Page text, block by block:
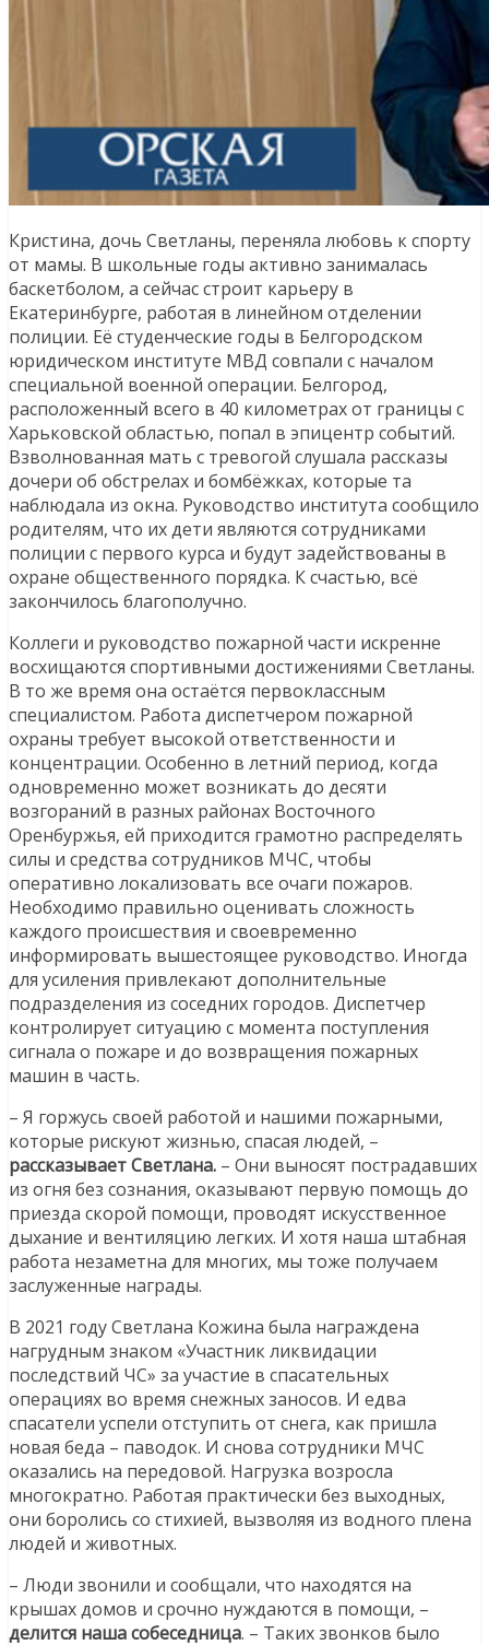
Кристина, дочь Светланы, переняла любовь к спорту
от мамы. В школьные годы активно занималась
баскетболом, а сейчас строит карьеру в
Екатеринбурге, работая в линейном отделении
полиции. Её студенческие годы в Белгородском
юридическом институте МВД совпали с началом
специальной военной операции. Белгород,
расположенный всего в 40 километрах от границы с
Харьковской областью, попал в эпицентр событий.
Взволнованная мать с тревогой слушала рассказы
дочери об обстрелах и бомбёжках, которые та
наблюдала из окна. Руководство института сообщило
родителям, что их дети являются сотрудниками
полиции с первого курса и будут задействованы в
охране общественного порядка. К счастью, всё
закончилось благополучно.
Коллеги и руководство пожарной части искренне
восхищаются спортивными достижениями Светланы.
В то же время она остаётся первоклассным
специалистом. Работа диспетчером пожарной
охраны требует высокой ответственности и
концентрации. Особенно в летний период, когда
одновременно может возникать до десяти
возгораний в разных районах Восточного
Оренбуржья, ей приходится грамотно распределять
силы и средства сотрудников МЧС, чтобы
оперативно локализовать все очаги пожаров.
Необходимо правильно оценивать сложность
каждого происшествия и своевременно
информировать вышестоящее руководство. Иногда
для усиления привлекают дополнительные
подразделения из соседних городов. Диспетчер
контролирует ситуацию с момента поступления
сигнала о пожаре и до возвращения пожарных
машин в часть.
– Я горжусь своей работой и нашими пожарными,
которые рискуют жизнью, спасая людей, –
рассказывает Светлана. – Они выносят пострадавших
из огня без сознания, оказывают первую помощь до
приезда скорой помощи, проводят искусственное
дыхание и вентиляцию легких. И хотя наша штабная
работа незаметна для многих, мы тоже получаем
заслуженные награды.
В 2021 году Светлана Кожина была награждена
нагрудным знаком «Участник ликвидации
последствий ЧС» за участие в спасательных
операциях во время снежных заносов. И едва
спасатели успели отступить от снега, как пришла
новая беда – паводок. И снова сотрудники МЧС
оказались на передовой. Нагрузка возросла
многократно. Работая практически без выходных,
они боролись со стихией, вызволяя из водного плена
людей и животных.
– Люди звонили и сообщали, что находятся на
крышах домов и срочно нуждаются в помощи, –
делится наша собеседница. – Таких звонков было